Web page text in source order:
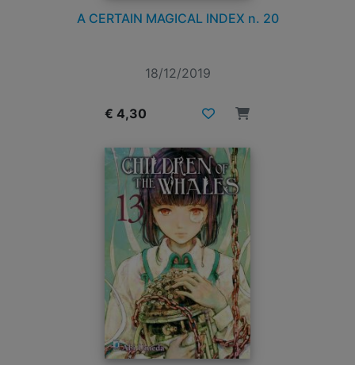
A CERTAIN MAGICAL INDEX n. 20
18/12/2019
€ 4,30